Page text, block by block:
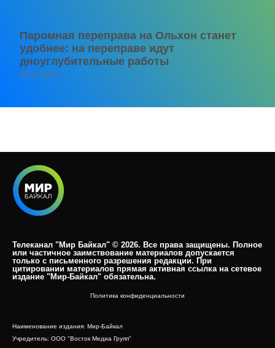
Паромная переправа на Ольхон станет
удобнее: на переправе идут
дноуглубительные работы
06.08.2026
Телеканал "Мир Байкал" © 2026. Все права защищены. Полное
или частичное заимствование материалов допускается
только с письменного разрешения редакции. При
цитировании материалов прямая активная ссылка на сетевое
издание "Мир-Байкал" обязательна.​
Политика конфиденциальности
Наименование издания: Мир-Байкал
Учредитель: ООО "Восток Медиа Групп"